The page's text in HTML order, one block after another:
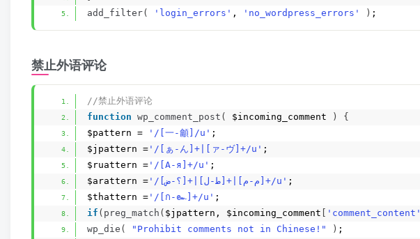
add_filter( 'login_errors' , 'no_wordpress_errors' ) ;
禁止外语评论
//禁止外语评论
function wp_comment_post ( $incoming_comment )
{
$pattern =
'/[一-龥]/u' ;
$jpattern = '/[ぁ-ん]+|[ァ-ヴ]+/u' ;
$ruattern = '/[А-я]+/u' ;
$arattern =
'/[؟-ض]+|[ط-ل]+|[م-م]+/u' ;
$thattern = '/[ก-๛]+/u' ;
if ( preg_match ( $jpattern, $incoming_comment 'comment_content'
wp_die ( "Prohibit comments not in Chinese!" ) ;